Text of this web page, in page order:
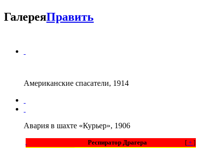
ГалереяПравить
Американские спасатели, 1914
Авария в шахте «Курьер», 1906
[+ ]
Респиратор Драгера